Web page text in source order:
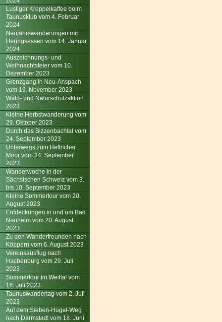
Lustiger Kreppelkaffee beim
Taunusklub vom 4. Februar
2024
Neujahrswanderungen mit
Heringsessen vom 14. Januar
2024
Auszeichnungs- und
Weihnachtsfeier vom 10.
Dezember 2023
Grenzgang in Neu-Anspach
vom 19. November 2023
Wald- und Naturschutzaktion
2023
Kleine Herbstwanderung vom
29. Oktober 2023
Durch das Bizzenbachtal vom
24. September 2023
Unterwegs zum Heftricher
Moor vom 24. September
2023
Wanderwoche in der
Sächsischen Schweiz vom 3.
bis 10. September 2023
Kleine Sommertour vom 20.
August 2023
Entdeckungen in und um Bad
Nauheim vom 20. August
2023
Zu den Wanderfreunden nach
Köppern vom 6. August 2023
Vereinsausflug nach
Hachenburg vom 29. Juli
2023
Sommertour im Weiltal vom
16. Juli 2023
Taunuswandertag vom 2. Juli
2023
Auf dem Sieben-Hügel-Weg
nach Darmstadt vom 18. Juni